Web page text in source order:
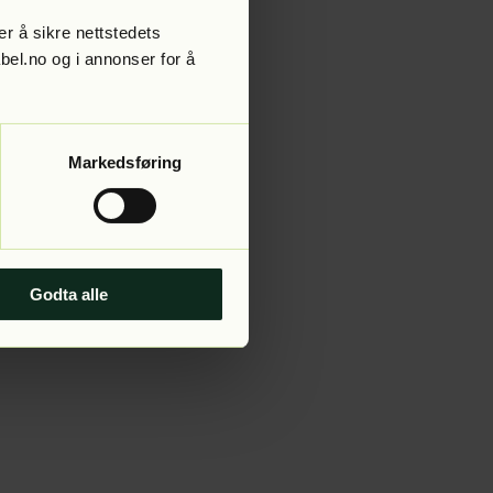
å sikre nettstedets
og i annonser for å
Markedsføring
Godta alle